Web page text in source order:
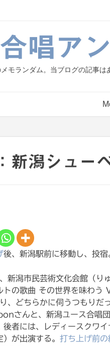
唱ア
モランダム。当ブログの記事
潟シュー
後、新潟駅前に移動し、投宿
新潟市民芸術文化会館（り
の歌曲 その世界を味わう
、どちらかに伺うつもりだ
さんと、新潟ユース合唱
後者には、レディースクワ
が出演する。 打ち上げ前の